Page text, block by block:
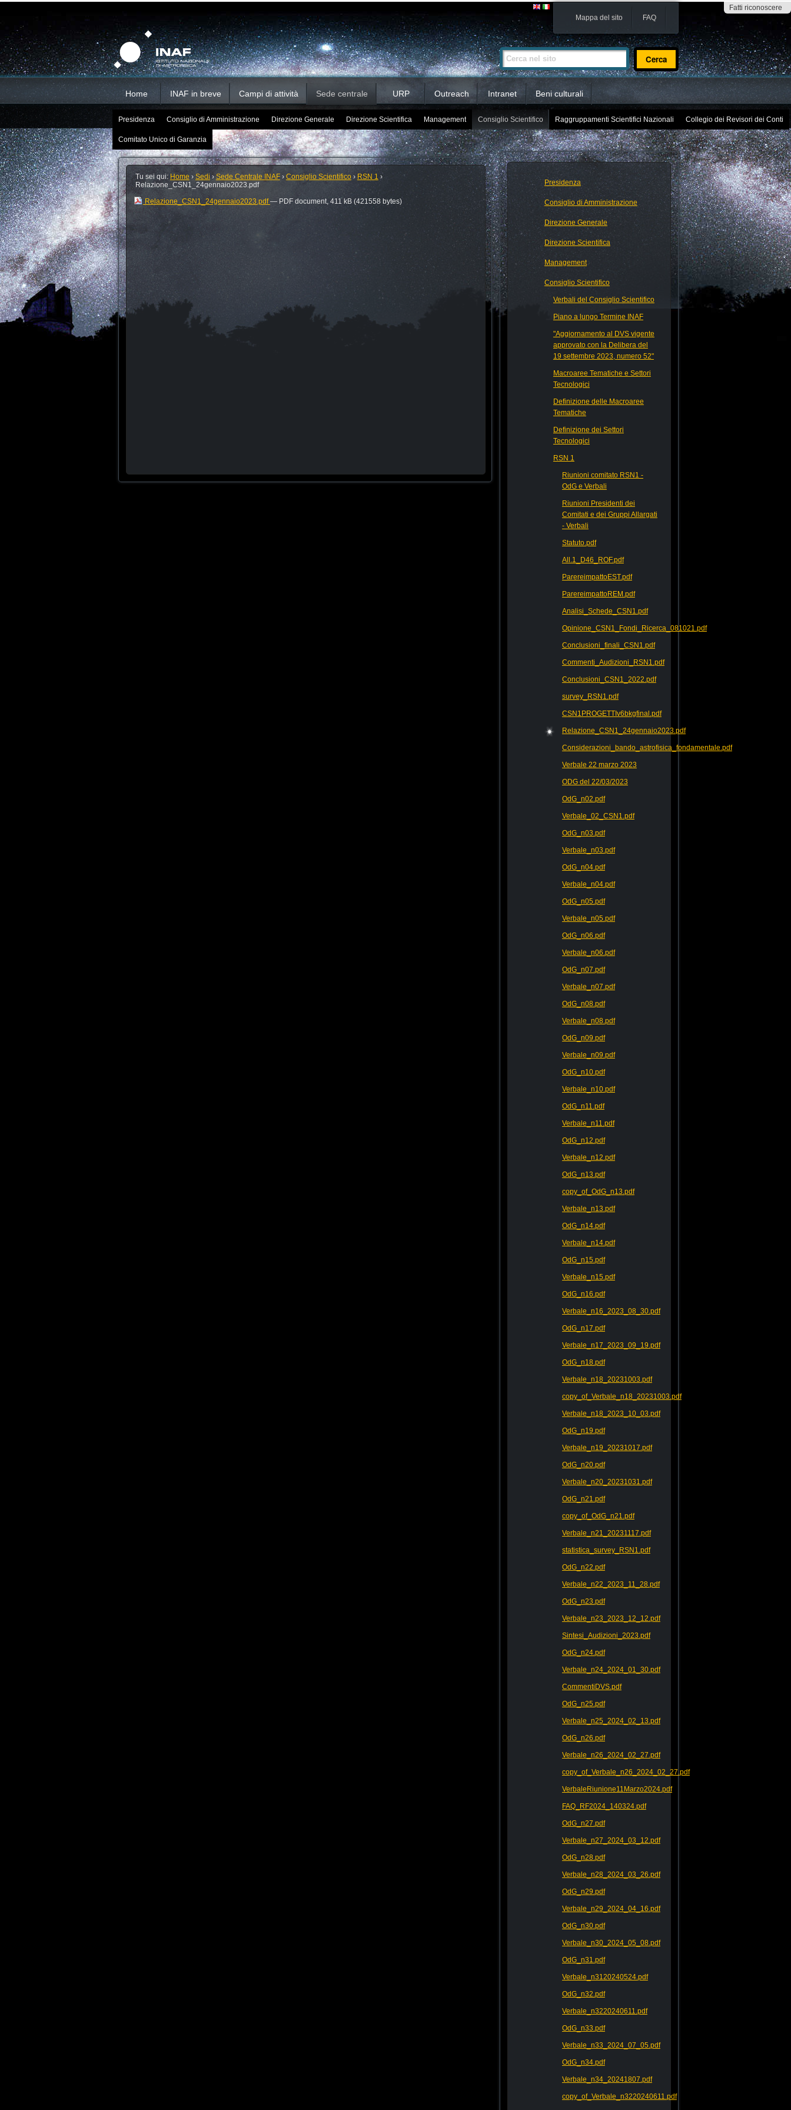
Fatti riconoscere
contenuti.
Salta
alla
navigazione
Mappa del sito FAQ
Cerca nel sito
Ricerca
avanzata…
Home INAF in breve Campi di attività Sede centrale URP Outreach Intranet Beni culturali
Presidenza Consiglio di Amministrazione Direzione Generale Direzione Scientifica Management Consiglio Scientifico Raggruppamenti Scientifici Nazionali Collegio dei Revisori dei Conti
Comitato Unico di Garanzia
Tu sei qui: Home › Sedi › Sede Centrale INAF › Consiglio Scientifico › RSN 1 ›
Relazione_CSN1_24gennaio2023.pdf
Relazione_CSN1_24gennaio2023.pdf— PDF document, 411 kB (421558 bytes)
Presidenza
Consiglio di Amministrazione
Direzione Generale
Direzione Scientifica
Management
Consiglio Scientifico
Verbali del Consiglio Scientifico
Piano a lungo Termine INAF
"Aggiornamento al DVS vigente
approvato con la Delibera del
19 settembre 2023, numero 52"
Macroaree Tematiche e Settori
Tecnologici
Definizione delle Macroaree
Tematiche
Definizione dei Settori
Tecnologici
RSN 1
Riunioni comitato RSN1 -
OdG e Verbali
Riunioni Presidenti dei
Comitati e dei Gruppi Allargati
- Verbali
Statuto.pdf
All.1_D46_ROF.pdf
ParereimpattoEST.pdf
ParereimpattoREM.pdf
Analisi_Schede_CSN1.pdf
Opinione_CSN1_Fondi_Ricerca_081021.pdf
Conclusioni_finali_CSN1.pdf
Commenti_Audizioni_RSN1.pdf
Conclusioni_CSN1_2022.pdf
survey_RSN1.pdf
CSN1PROGETTIv6bkgfinal.pdf
Relazione_CSN1_24gennaio2023.pdf
Considerazioni_bando_astrofisica_fondamentale.pdf
Verbale 22 marzo 2023
ODG del 22/03/2023
OdG_n02.pdf
Verbale_02_CSN1.pdf
OdG_n03.pdf
Verbale_n03.pdf
OdG_n04.pdf
Verbale_n04.pdf
OdG_n05.pdf
Verbale_n05.pdf
OdG_n06.pdf
Verbale_n06.pdf
OdG_n07.pdf
Verbale_n07.pdf
OdG_n08.pdf
Verbale_n08.pdf
OdG_n09.pdf
Verbale_n09.pdf
OdG_n10.pdf
Verbale_n10.pdf
OdG_n11.pdf
Verbale_n11.pdf
OdG_n12.pdf
Verbale_n12.pdf
OdG_n13.pdf
copy_of_OdG_n13.pdf
Verbale_n13.pdf
OdG_n14.pdf
Verbale_n14.pdf
OdG_n15.pdf
Verbale_n15.pdf
OdG_n16.pdf
Verbale_n16_2023_08_30.pdf
OdG_n17.pdf
Verbale_n17_2023_09_19.pdf
OdG_n18.pdf
Verbale_n18_20231003.pdf
copy_of_Verbale_n18_20231003.pdf
Verbale_n18_2023_10_03.pdf
OdG_n19.pdf
Verbale_n19_20231017.pdf
OdG_n20.pdf
Verbale_n20_20231031.pdf
OdG_n21.pdf
copy_of_OdG_n21.pdf
Verbale_n21_20231117.pdf
statistica_survey_RSN1.pdf
OdG_n22.pdf
Verbale_n22_2023_11_28.pdf
OdG_n23.pdf
Verbale_n23_2023_12_12.pdf
Sintesi_Audizioni_2023.pdf
OdG_n24.pdf
Verbale_n24_2024_01_30.pdf
CommentiDVS.pdf
OdG_n25.pdf
Verbale_n25_2024_02_13.pdf
OdG_n26.pdf
Verbale_n26_2024_02_27.pdf
copy_of_Verbale_n26_2024_02_27.pdf
VerbaleRiunione11Marzo2024.pdf
FAQ_RF2024_140324.pdf
OdG_n27.pdf
Verbale_n27_2024_03_12.pdf
OdG_n28.pdf
Verbale_n28_2024_03_26.pdf
OdG_n29.pdf
Verbale_n29_2024_04_16.pdf
OdG_n30.pdf
Verbale_n30_2024_05_08.pdf
OdG_n31.pdf
Verbale_n3120240524.pdf
OdG_n32.pdf
Verbale_n3220240611.pdf
OdG_n33.pdf
Verbale_n33_2024_07_05.pdf
OdG_n34.pdf
Verbale_n34_20241807.pdf
copy_of_Verbale_n3220240611.pdf